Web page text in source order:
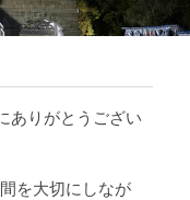
ありがとうござい
を大切にしなが